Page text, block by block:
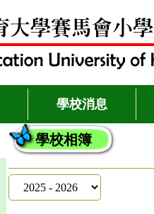
學校消息
學校相簿